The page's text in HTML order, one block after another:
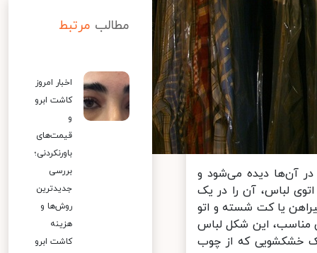
آن‌ها دیده می‌شود و
لباس، آن را در یک
یا کت شسته و اتو
این شکل لباس
خشکشویی که از چوب
مطالب مرتبط
اخبار امروز
کاشت ابرو
قیمت‌های
باورنکردنی؛
بررسی
جدیدترین
روش‌ها و
هزینه
کاشت ابرو